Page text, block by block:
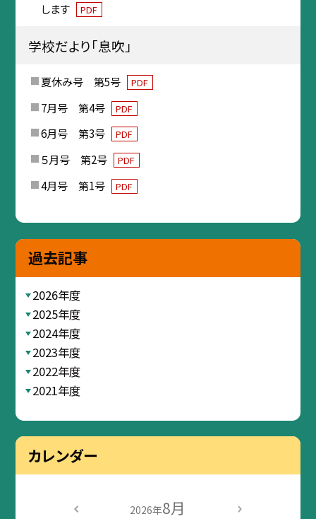
します
PDF
学校だより「息吹」
夏休み号 第5号 PDF
7月号 第4号 PDF
6月号 第3号 PDF
５月号 第2号 PDF
4月号 第1号 PDF
過去記事
2026年度
2025年度
2024年度
2023年度
2022年度
2021年度
カレンダー
2026年8月